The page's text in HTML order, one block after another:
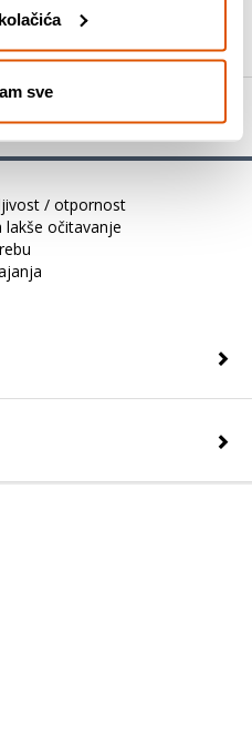
sve
ODMAH
/ otpornost
lakše očitavanje